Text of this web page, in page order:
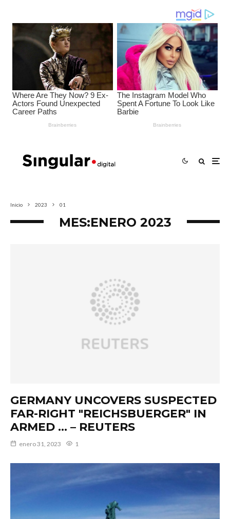
Inicio 2023 01
MES:ENERO 2023
GERMANY UNCOVERS SUSPECTED
FAR-RIGHT "REICHSBUERGER" IN
ARMED … – REUTERS
enero 31, 2023 1